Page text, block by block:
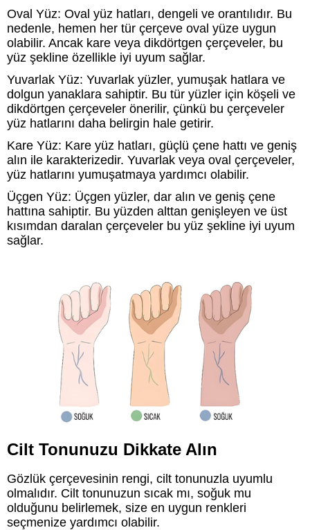
Oval Yüz: Oval yüz hatları, dengeli ve orantılıdır. Bu
nedenle, hemen her tür çerçeve oval yüze uygun
olabilir. Ancak kare veya dikdörtgen çerçeveler, bu
yüz şekline özellikle iyi uyum sağlar.
Yuvarlak Yüz: Yuvarlak yüzler, yumuşak hatlara ve
dolgun yanaklara sahiptir. Bu tür yüzler için köşeli ve
dikdörtgen çerçeveler önerilir, çünkü bu çerçeveler
yüz hatlarını daha belirgin hale getirir.
Kare Yüz: Kare yüz hatları, güçlü çene hattı ve geniş
alın ile karakterizedir. Yuvarlak veya oval çerçeveler,
yüz hatlarını yumuşatmaya yardımcı olabilir.
Üçgen Yüz: Üçgen yüzler, dar alın ve geniş çene
hattına sahiptir. Bu yüzden alttan genişleyen ve üst
kısımdan daralan çerçeveler bu yüz şekline iyi uyum
sağlar.
Cilt Tonunuzu Dikkate Alın
Gözlük çerçevesinin rengi, cilt tonunuzla uyumlu
olmalıdır. Cilt tonunuzun sıcak mı, soğuk mu
olduğunu belirlemek, size en uygun renkleri
seçmenize yardımcı olabilir.